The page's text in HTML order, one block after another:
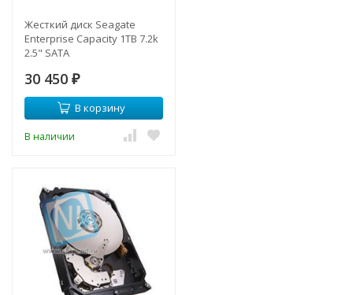
Жесткий диск Seagate
Enterprise Capacity 1TB 7.2k
2.5" SATA
30 450 ₽
В корзину
В наличии